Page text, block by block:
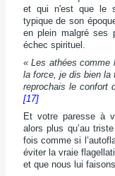
et qui n'est que le
typique de son
en plein malgré ses
échec spirituel.
« Les athées comme
la force, je dis bien la
reprochais le confort
[17]
Et votre paresse à
alors plus qu’au
fois comme si
éviter la vraie
et que nous lui